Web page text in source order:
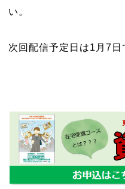
い。
次回配信予定日は1月7日